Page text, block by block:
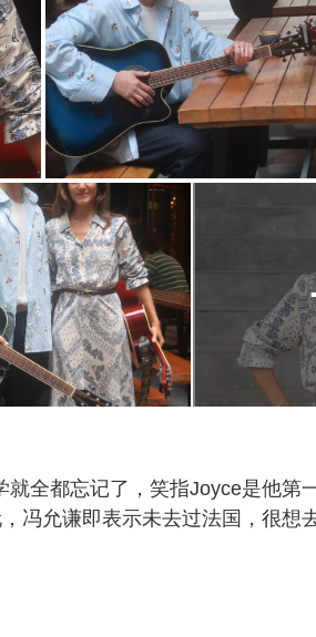
全都忘记了，笑指Joyce是他第
冯允谦即表示未去过法国，很想